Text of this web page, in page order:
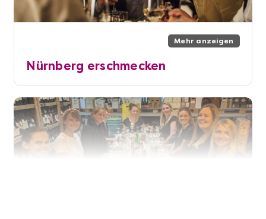
Mehr anzeigen
Nürnberg erschmecken